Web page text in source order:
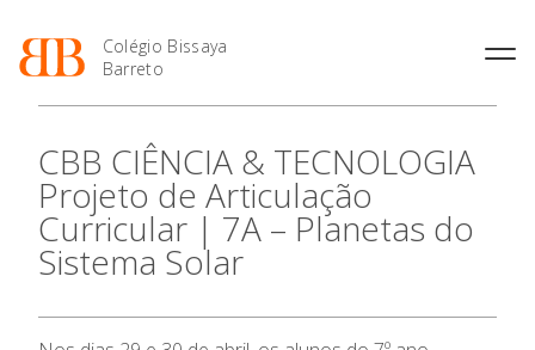
Colégio Bissaya
Barreto
O Colégio
Projeto Educativo
Organização
Colaboradores Docentes
Colaboradores Não
Enriquecimento Curricular
Oferta Curricular
Atividades Extracurriculares
Serviços
Profissionais
Matrículas
Horários e Manuais
Curso de Técnico de
Curso de Técnico/a de Apoio
à Família e à Comunidade
2027
Calendários
Portal do Professor
Portal do Aluno/Encarregado
SIGE
CBB CIÊNCIA & TECNOLOGIA
Projeto de Articulação
Curricular | 7A – Planetas do
Sistema Solar